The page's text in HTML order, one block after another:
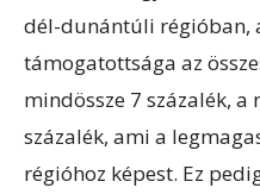
dél-dunántúli régióban,
támogatottsága az
mindössze 7 százalék, a
százalék, ami a
régióhoz képest. Ez